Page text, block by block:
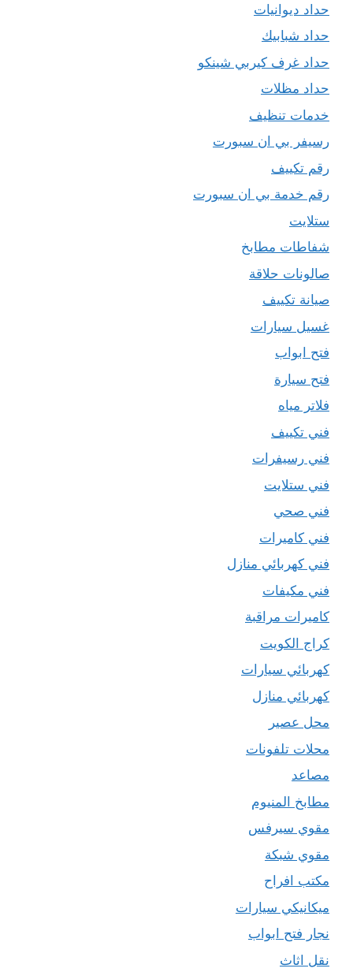
حداد ديوانيات
حداد شبابيك
حداد غرف كيربي شينكو
حداد مظلات
خدمات تنظيف
رسيفر بي ان سبورت
رقم تكييف
رقم خدمة بي ان سبورت
ستلايت
شفاطات مطابخ
صالونات حلاقة
صيانة تكييف
غسيل سيارات
فتح ابواب
فتح سيارة
فلاتر مياه
فني تكييف
فني رسيفرات
فني ستلايت
فني صحي
فني كاميرات
فني كهربائي منازل
فني مكيفات
كاميرات مراقبة
كراج الكويت
كهربائي سيارات
كهربائي منازل
محل عصير
محلات تلفونات
مصاعد
مطابخ المنيوم
مقوي سيرفس
مقوي شبكة
مكتب افراح
ميكانيكي سيارات
نجار فتح ابواب
نقل اثاث